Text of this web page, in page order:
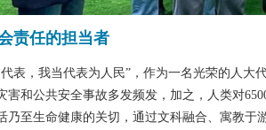
责任的担当者
表，我当代表为人民”，作为一名光荣的人
害和公共安全事故多发频发，加之，人类对
乃至生命健康的关切，通过文科融合、寓教于